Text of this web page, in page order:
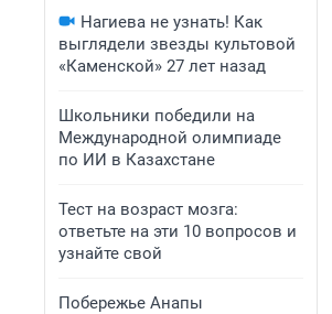
Нагиева не узнать! Как
выглядели звезды культовой
«Каменской» 27 лет назад
Школьники победили на
Международной олимпиаде
по ИИ в Казахстане
Тест на возраст мозга:
ответьте на эти 10 вопросов и
узнайте свой
Побережье Анапы